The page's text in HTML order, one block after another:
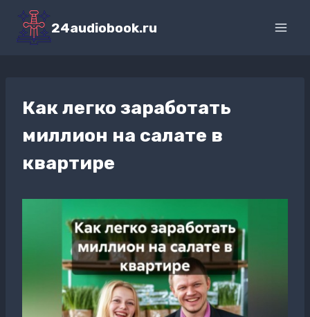
Перейти
содержимому
24audiobook.ru
Как легко заработать
миллион на салате в
квартире